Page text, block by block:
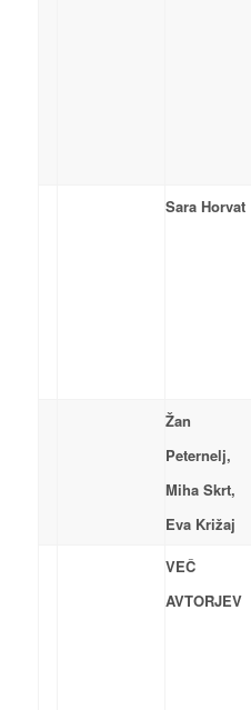
Sara Horvat
Žan
Peternelj,
Miha Skrt,
Eva Križaj
VEČ
AVTORJEV